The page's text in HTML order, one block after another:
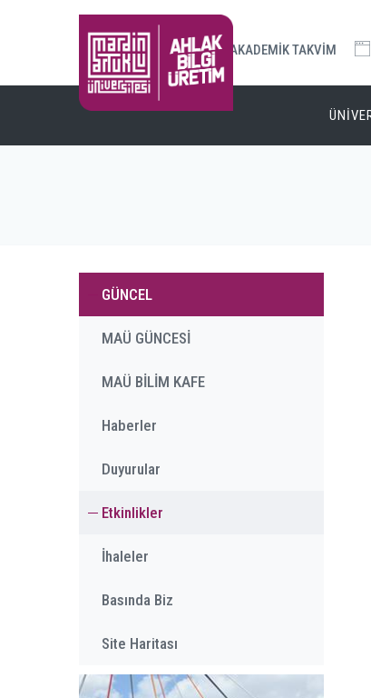
AKADEMİK TAKVİM
GÜNCEL
MAÜ GÜNCESİ
MAÜ BİLİM KAFE
Haberler
Duyurular
Etkinlikler
İhaleler
Basında Biz
Site Haritası